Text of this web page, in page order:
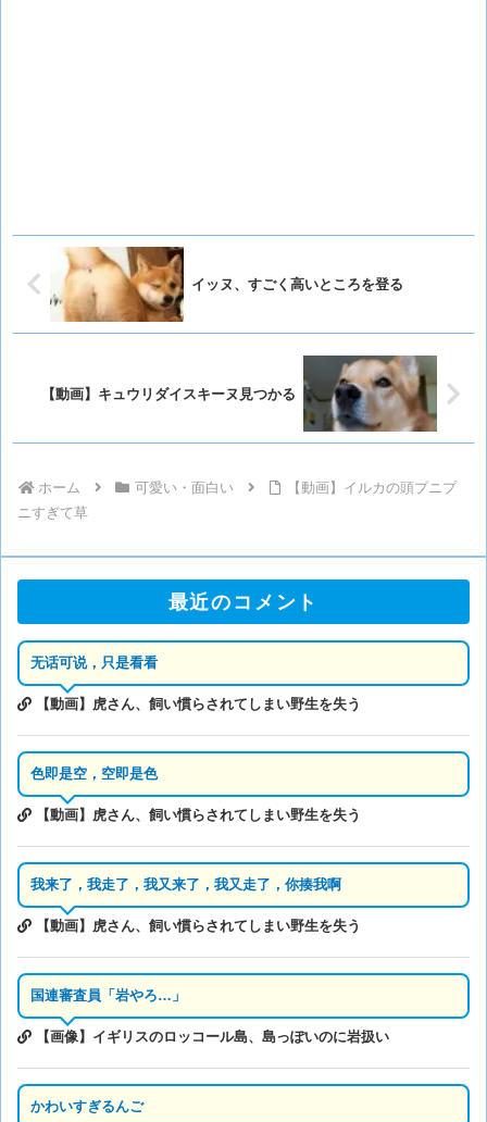
イッヌ、すごく高いところを登る
【動画】キュウリダイスキーヌ見つかる
ホーム 可愛い・面白い
【動画】イルカの頭プニプ
ニすぎて草
最近のコメント
无话可说，只是看看
【動画】虎さん、飼い慣らされてしまい野生を失う
色即是空，空即是色
【動画】虎さん、飼い慣らされてしまい野生を失う
我来了，我走了，我又来了，我又走了，你揍我啊
【動画】虎さん、飼い慣らされてしまい野生を失う
国連審査員「岩やろ…」
【画像】イギリスのロッコール島、島っぽいのに岩扱い
かわいすぎるんご